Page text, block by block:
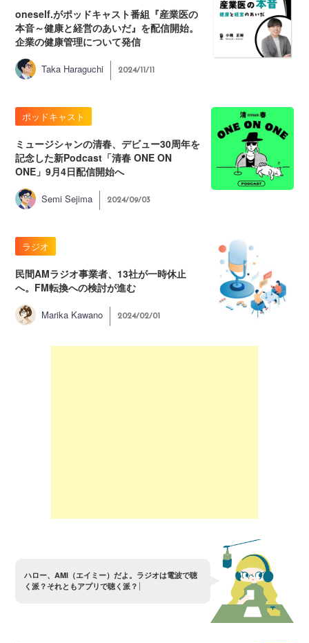
oneself.がポッドキャスト番組『産業医の
本音～健康と経営のあいだ』を配信開始。
企業の健康管理について発信
Taka Haraguchi 2024/11/11
ポッドキャスト
ミュージシャンの清春、デビュー30周年を
記念した新Podcast「清春 ONE ON
ONE」9月4日配信開始へ
Semi Sejima 2024/09/03
ラジオ
民間AMラジオ事業者、13社が一時休止
へ。FM転換への検討が進む
Marika Kawano 2024/02/01
ハロー、 AMI（エイ ミ ー） だよ 。 ラジオは電波で聴
く 派？ それと もアプリで聴く 派？